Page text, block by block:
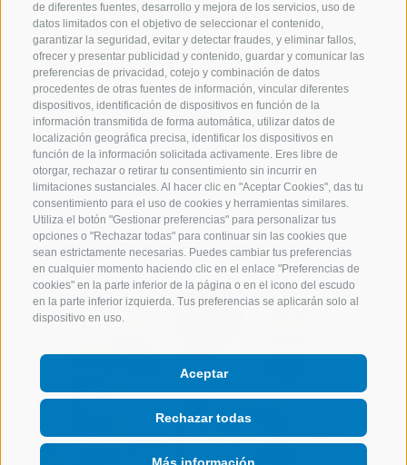
de diferentes fuentes, desarrollo y mejora de los servicios, uso de
datos limitados con el objetivo de seleccionar el contenido,
garantizar la seguridad, evitar y detectar fraudes, y eliminar fallos,
ofrecer y presentar publicidad y contenido, guardar y comunicar las
preferencias de privacidad, cotejo y combinación de datos
procedentes de otras fuentes de información, vincular diferentes
dispositivos, identificación de dispositivos en función de la
información transmitida de forma automática, utilizar datos de
localización geográfica precisa, identificar los dispositivos en
función de la información solicitada activamente. Eres libre de
otorgar, rechazar o retirar tu consentimiento sin incurrir en
limitaciones sustanciales. Al hacer clic en "Aceptar Cookies", das tu
consentimiento para el uso de cookies y herramientas similares.
Utiliza el botón "Gestionar preferencias" para personalizar tus
opciones o "Rechazar todas" para continuar sin las cookies que
sean estrictamente necesarias. Puedes cambiar tus preferencias
en cualquier momento haciendo clic en el enlace "Preferencias de
cookies" en la parte inferior de la página o en el icono del escudo
en la parte inferior izquierda. Tus preferencias se aplicarán solo al
dispositivo en uso.
Aceptar
Rechazar todas
los platos, ponga encima las nueces
tostadas y decore con la rúcula.
siguiente
receta
MOSTRAR MÁS